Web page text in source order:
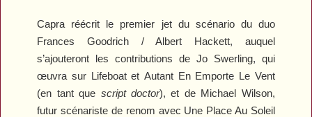
Capra réécrit le premier jet du scénario du duo
Frances Goodrich / Albert Hackett, auquel
s’ajouteront les contributions de Jo Swerling, qui
œuvra sur LifeboatetAutant En Emporte Le Vent
(en tant que script doctor), et de Michael Wilson,
futur scénariste de renom avec Une Place Au Soleil